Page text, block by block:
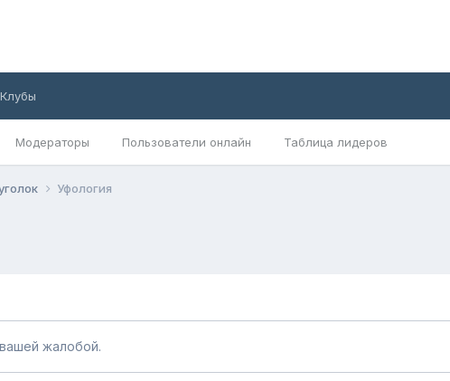
Модераторы Пользователи онлайн Таблица лидеров
Клубы
Уфология
жалобой.